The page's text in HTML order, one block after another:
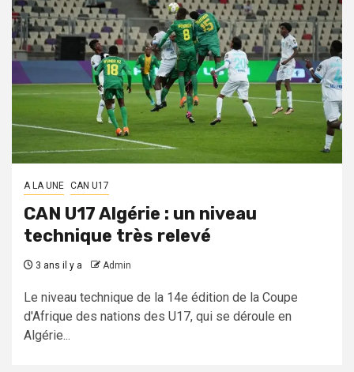
A LA UNE CAN U17
CAN U17 Algérie : un niveau
technique très relevé
3 ans il y a Admin
Le niveau technique de la 14e édition de la Coupe
d'Afrique des nations des U17, qui se déroule en
Algérie...